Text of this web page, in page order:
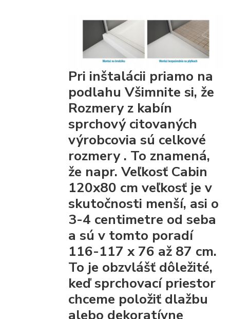
Pri inštalácii priamo na
podlahu Všimnite si, že
Rozmery z kabín
sprchový citovaných
výrobcoviasú celkové
rozmery. To znamená,
že napr. Veľkosť Cabin
120x80 cm veľkosť je v
skutočnosti menší, asi o
3-4 centimetre od seba
a sú v tomto poradí
116-117 x 76 až 87 cm.
To je obzvlášť dôležité,
keď sprchovací priestor
chceme položiť dlažbu
alebo dekoratívne